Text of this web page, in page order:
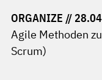
ORGANIZE //
Agile Methoden
Scrum)